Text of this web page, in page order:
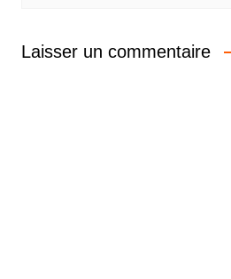
Laisser un commentaire